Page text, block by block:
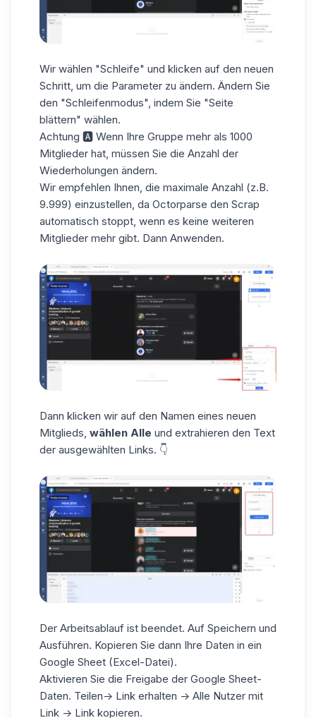
Wir wählen "Schleife" und klicken auf den neuen
Schritt, um die Parameter zu ändern. Ändern Sie
den "Schleifenmodus", indem Sie "Seite
blättern" wählen.
Achtung 🅰 Wenn Ihre Gruppe mehr als 1000
Mitglieder hat, müssen Sie die Anzahl der
Wiederholungen ändern.
Wir empfehlen Ihnen, die maximale Anzahl (z.B.
9.999) einzustellen, da Octorparse den Scrap
automatisch stoppt, wenn es keine weiteren
Mitglieder mehr gibt. Dann Anwenden.
Dann klicken wir auf den Namen eines neuen
Mitglieds, wählen Alle und extrahieren den Text
der ausgewählten Links. 👇
Der Arbeitsablauf ist beendet. Auf Speichern und
Ausführen. Kopieren Sie dann Ihre Daten in ein
Google Sheet (Excel-Datei).
Aktivieren Sie die Freigabe der Google Sheet-
Daten. Teilen-> Link erhalten -> Alle Nutzer mit
Link -> Link kopieren.